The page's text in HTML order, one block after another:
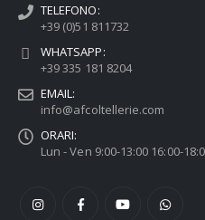
TELEFONO:
+39 (0)51 811732
WHATSAPP:
+39 335 181 8204
EMAIL:
info@afcoltellerie.com
ORARI:
Lun - Ven 9:00-13:00 16:00-